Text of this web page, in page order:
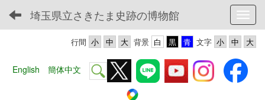
埼玉県立さきたま史跡の博物館
文字
背景
行間
English 簡体中文